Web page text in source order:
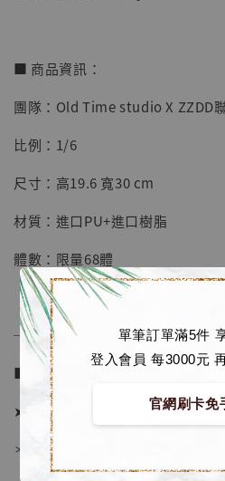
單筆訂單滿5件
登入會員 每3000元
官網刷卡免
【店內現貨】七龍珠 系
明紀念款 [奇蹟工作室]
NT$ 5,580
加購優惠【海賊王 布魯克達摩 [7STARS Studio]】
■ 商品資訊：
團隊：Old Time studio X ZZDD
比例：1/6
尺寸：高19.6 寬30 cm
材質：進口PU+進口樹脂
體數：限量68體
──────────────
■ 販售資訊 (NT$)：
➤ 價格 6680元 (訂金2880)
＊ 國際運費另計